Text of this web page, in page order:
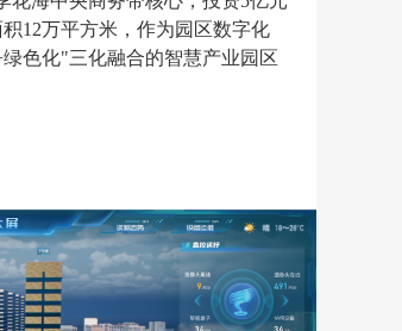
12万平方米，作为园区数字化
色化"三化融合的智慧产业园区